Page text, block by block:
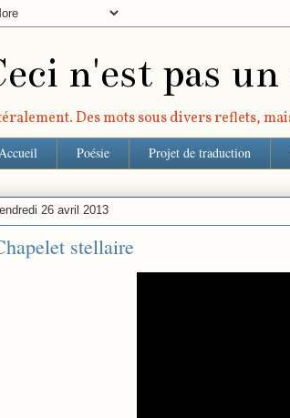
n'est pas
Des mots sous divers reflets,
Poésie Projet de traduction
26 avril 2013
stellaire